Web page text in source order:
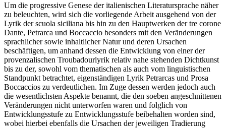
Um die progressive Genese der italienischen Literatursprache näher
zu beleuchten, wird sich die vorliegende Arbeit ausgehend von der
Lyrik der scuola siciliana bis hin zu den Hauptwerken der tre corone
Dante, Petrarca und Boccaccio besonders mit den Veränderungen
sprachlicher sowie inhaltlicher Natur und deren Ursachen
beschäftigen, um anhand dessen die Entwicklung von einer der
provenzalischen Troubadourlyrik relativ nahe stehenden Dichtkunst
bis zu der, sowohl vom thematischen als auch vom linguistischen
Standpunkt betrachtet, eigenständigen Lyrik Petrarcas und Prosa
Boccaccios zu verdeutlichen. Im Zuge dessen werden jedoch auch
die wesentlichsten Aspekte benannt, die den soeben angeschnittenen
Veränderungen nicht unterworfen waren und folglich von
Entwicklungsstufe zu Entwicklungsstufe beibehalten worden sind,
wobei hierbei ebenfalls die Ursachen der jeweiligen Tradierung